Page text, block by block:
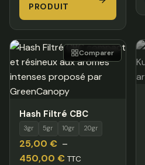
120,00 €
PRODUIT
Hash Filtré CBC
3gr 5gr 10gr 20gr
25,00 € –
450,00 €Plage
TTC
Comparer